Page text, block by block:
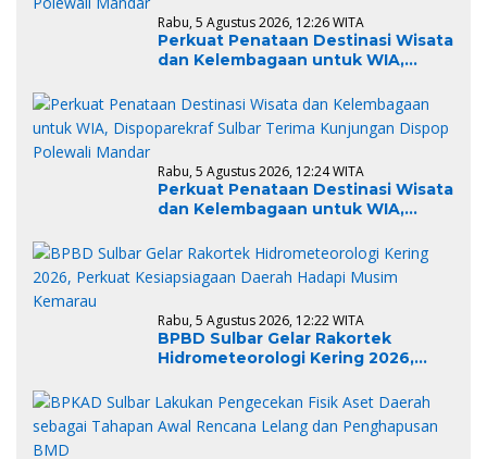
Rabu, 5 Agustus 2026, 12:26 WITA
Perkuat Penataan Destinasi Wisata
dan Kelembagaan untuk WIA,
Kunjungan Dispop Polewali Mandar
Rabu, 5 Agustus 2026, 12:24 WITA
Perkuat Penataan Destinasi Wisata
dan Kelembagaan untuk WIA,
Kunjungan Dispop Polewali Mandar
Rabu, 5 Agustus 2026, 12:22 WITA
BPBD Sulbar Gelar Rakortek
Hidrometeorologi Kering 2026,
Hadapi Musim Kemarau